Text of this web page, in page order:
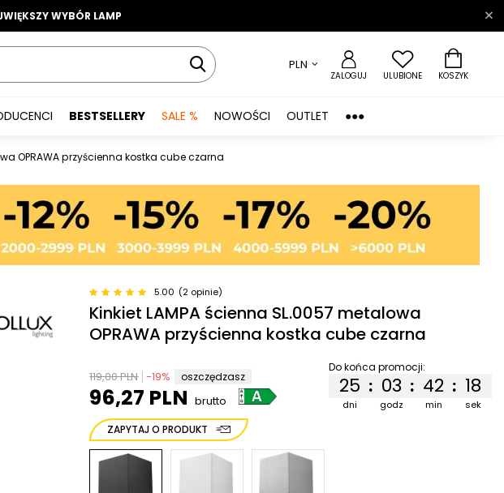
WYBÓR LAMP
|
PLN
ZALOGUJ ULUBIONE KOSZYK
BESTSELLERY SALE % NOWOŚCI OUTLET ●●●
OPRAWA przyścienna kostka cube czarna
5.00 (2 opinie)
Kinkiet LAMPA ścienna SL.0057 metalowa
OPRAWA przyścienna kostka cube czarna
119,00 PLN -19% oszczędzasz
96,27 PLN brutto
Do końca promocji:
:
dni
25 :
godz
03 :
min
42
sek
17
ZAPYTAJ O PRODUKT